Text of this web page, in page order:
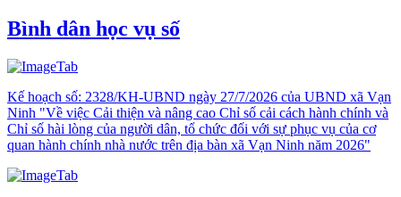
Bình dân học vụ số
Kế hoạch số: 2328/KH-UBND ngày 27/7/2026 của UBND xã Vạn
Ninh "Về việc Cải thiện và nâng cao Chỉ số cải cách hành chính và
Chỉ số hài lòng của người dân, tổ chức đối với sự phục vụ của cơ
quan hành chính nhà nước trên địa bàn xã Vạn Ninh năm 2026"